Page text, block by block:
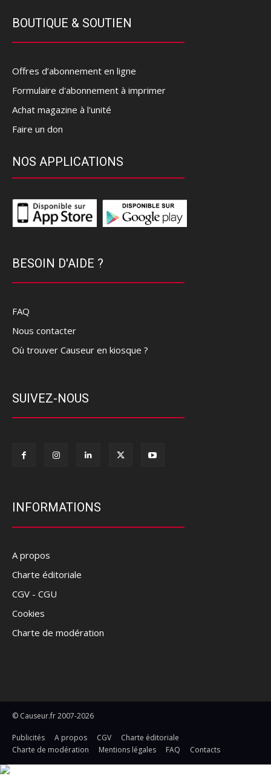
BOUTIQUE & SOUTIEN
Offres d’abonnement en ligne
Formulaire d'abonnement à imprimer
Achat magazine à l'unité
Faire un don
NOS APPLICATIONS
BESOIN D'AIDE ?
FAQ
Nous contacter
Où trouver Causeur en kiosque ?
SUIVEZ-NOUS
INFORMATIONS
A propos
Charte éditoriale
CGV - CGU
Cookies
Charte de modération
© Causeur.fr 2007-2026
Publicités A propos CGV
Charte éditoriale
Charte de modération
Mentions légales FAQ Contacts